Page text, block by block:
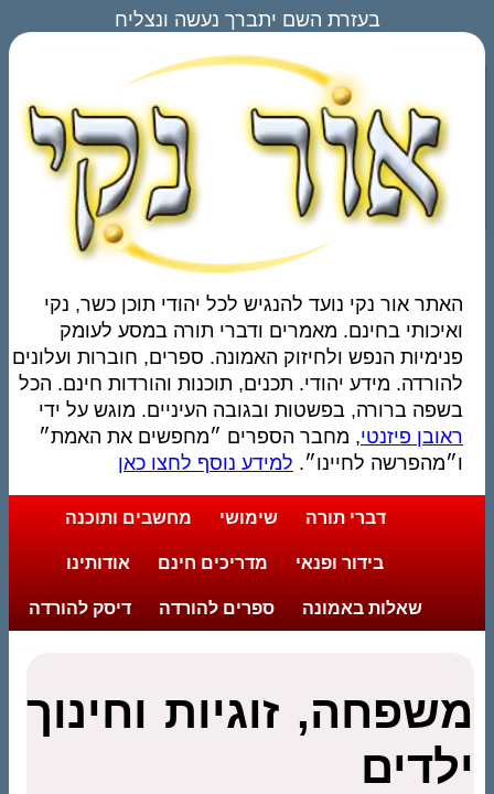
בעזרת השם יתברך נעשה ונצליח
האתר אור נקי נועד להנגיש לכל יהודי תוכן כשר, נקי
ואיכותי בחינם. מאמרים ודברי תורה במסע לעומק
פנימיות הנפש ולחיזוק האמונה. ספרים, חוברות ועלונים
להורדה. מידע יהודי. תכנים, תוכנות והורדות חינם. הכל
בשפה ברורה, בפשטות ובגובה העיניים. מוגש על ידי
ראובן פיזנטי, מחבר הספרים ״מחפשים את האמת״
ו״מהפרשה לחיינו״. למידע נוסף לחצו כאן
דברי תורה שימושי מחשבים ותוכנה
בידור ופנאי מדריכים חינם אודותינו
שאלות באמונה ספרים להורדה דיסק להורדה
משפחה, זוגיות וחינוך
ילדים